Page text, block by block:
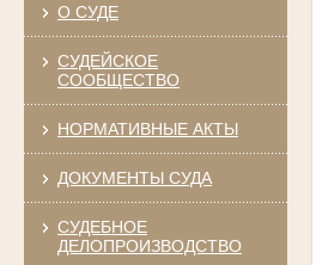
О СУДЕ
СУДЕЙСКОЕ
СООБЩЕСТВО
НОРМАТИВНЫЕ АКТЫ
ДОКУМЕНТЫ СУДА
СУДЕБНОЕ
ДЕЛОПРОИЗВОДСТВО